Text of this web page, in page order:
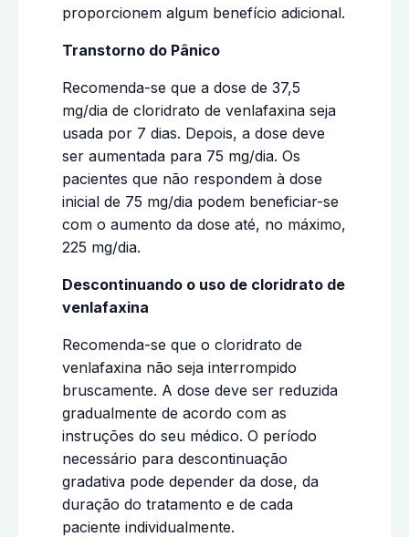
proporcionem algum benefício adicional.
Transtorno do Pânico
Recomenda-se que a dose de 37,5
mg/dia de cloridrato de venlafaxina seja
usada por 7 dias. Depois, a dose deve
ser aumentada para 75 mg/dia. Os
pacientes que não respondem à dose
inicial de 75 mg/dia podem beneficiar-se
com o aumento da dose até, no máximo,
225 mg/dia.
Descontinuando o uso de cloridrato de
venlafaxina
Recomenda-se que o cloridrato de
venlafaxina não seja interrompido
bruscamente. A dose deve ser reduzida
gradualmente de acordo com as
instruções do seu médico. O período
necessário para descontinuação
gradativa pode depender da dose, da
duração do tratamento e de cada
paciente individualmente.